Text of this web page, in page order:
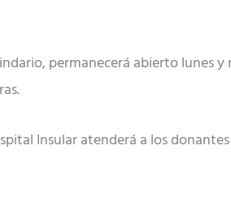
permanecerá abierto lunes y
Insular atenderá a los donantes